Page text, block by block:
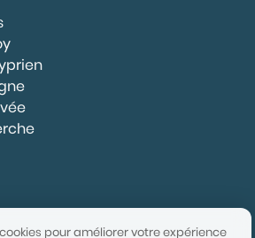
pour améliorer votre expérience